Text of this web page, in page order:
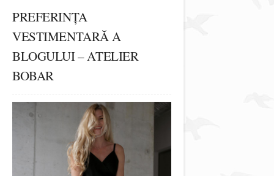
PREFERINȚA
VESTIMENTARĂ A
BLOGULUI – ATELIER
BOBAR